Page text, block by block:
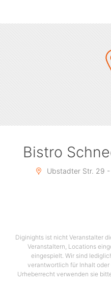
Bistro
Ubstadter Str. 29
Diginights ist nicht Veranstalter
Veranstaltern, Locations
eingespielt. Wir sind
verantwortlich für Inhalt oder
Urheberrecht verwenden sie